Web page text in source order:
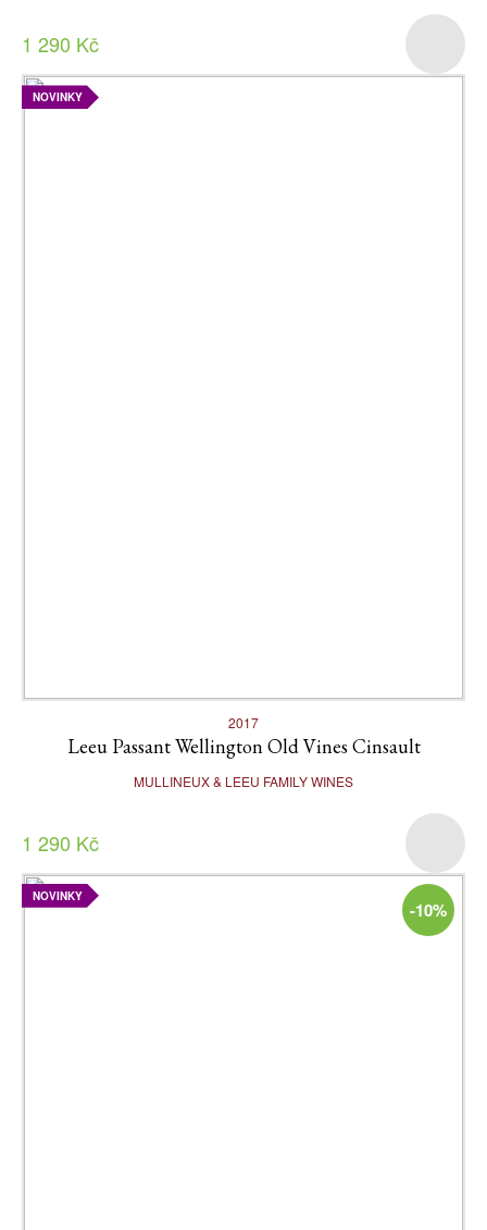
1 290 Kč
NOVINKY
2017
Leeu Passant Wellington Old Vines Cinsault
MULLINEUX & LEEU FAMILY WINES
1 290 Kč
NOVINKY
-10%